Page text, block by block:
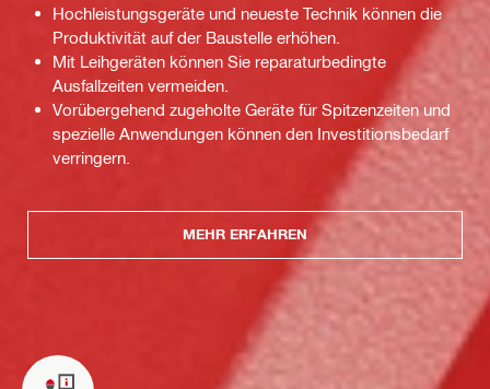
Hochleistungsgeräte und neueste Technik können die
Produktivität auf der Baustelle erhöhen.
Mit Leihgeräten können Sie reparaturbedingte
Ausfallzeiten vermeiden.
Vorübergehend zugeholte Geräte für Spitzenzeiten und
spezielle Anwendungen können den Investitionsbedarf
verringern.
MEHR ERFAHREN